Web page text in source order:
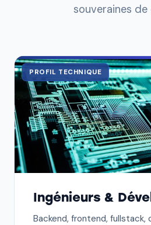
souveraines de
PROFIL TECHNIQUE
Ingénieurs &
Backend, frontend,